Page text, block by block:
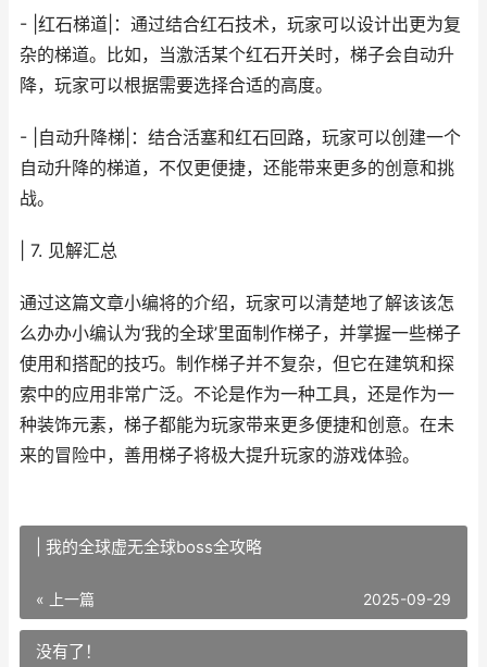
- |红石梯道|：通过结合红石技术，玩家可以设计出更为复
杂的梯道。比如，当激活某个红石开关时，梯子会自动升
降，玩家可以根据需要选择合适的高度。
- |自动升降梯|：结合活塞和红石回路，玩家可以创建一个
自动升降的梯道，不仅更便捷，还能带来更多的创意和挑
战。
| 7. 见解汇总
通过这篇文章小编将的介绍，玩家可以清楚地了解该该怎
么办办小编认为‘我的全球’里面制作梯子，并掌握一些梯子
使用和搭配的技巧。制作梯子并不复杂，但它在建筑和探
索中的应用非常广泛。不论是作为一种工具，还是作为一
种装饰元素，梯子都能为玩家带来更多便捷和创意。在未
来的冒险中，善用梯子将极大提升玩家的游戏体验。
| 我的全球虚无全球boss全攻略
« 上一篇 2025-09-29
没有了！